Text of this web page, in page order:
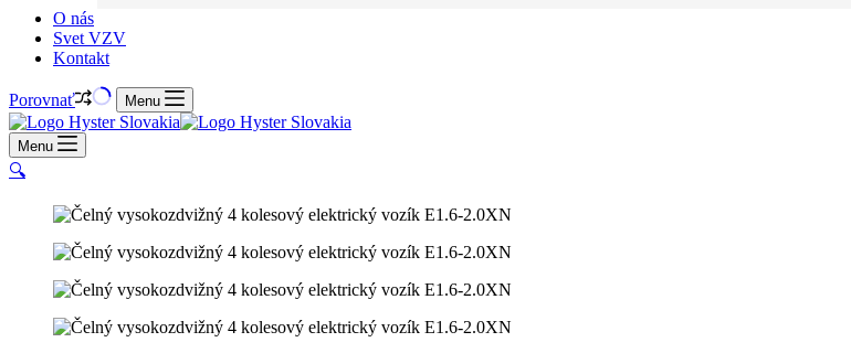
O nás
Svet VZV
Kontakt
Porovnať Menu
Menu
🔍